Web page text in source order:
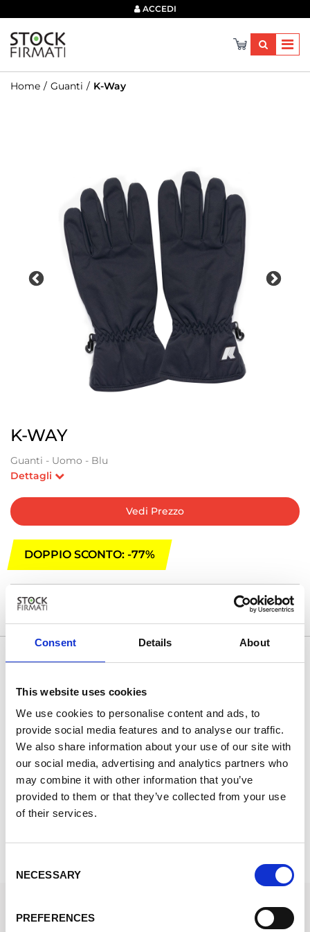
Consent Details About
This website uses cookies
We use cookies to personalise content and ads, to
provide social media features and to analyse our traffic.
We also share information about your use of our site with
our social media, advertising and analytics partners who
may combine it with other information that you’ve
provided to them or that they’ve collected from your use
of their services.
Selection
NECESSARY
PREFERENCES
ACCEDI
Home Guanti K-Way
K-WAY
Guanti - Uomo - Blu
Dettagli
Vedi Prezzo
DOPPIO SCONTO: -77%
Attualmente Non Disponibile
Basato su 9847 recensioni
17 giorni fa
Excellent shop.
Excellent shop. Good prices and quick delivery.